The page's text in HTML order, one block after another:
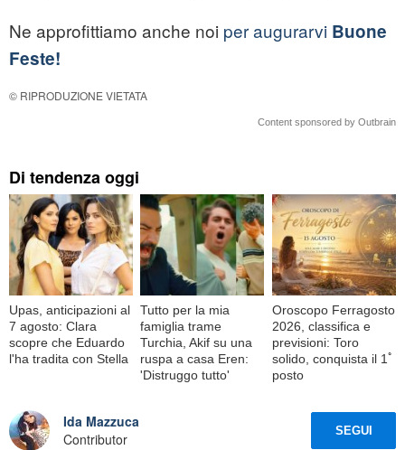
Ne approfittiamo anche noi per augurarvi Buone
Feste!
© RIPRODUZIONE VIETATA
Content sponsored by Outbrain
Di tendenza oggi
Upas, anticipazioni al
7 agosto: Clara
scopre che Eduardo
l'ha tradita con Stella
Tutto per la mia
famiglia trame
Turchia, Akif su una
ruspa a casa Eren:
'Distruggo tutto'
Oroscopo Ferragosto
2026, classifica e
previsioni: Toro
solido, conquista il 1ﾟ
posto
Ida Mazzuca
Contributor
SEGUI